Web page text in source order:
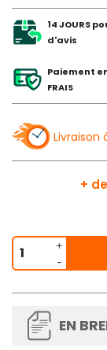
14 JOURS
d'avis
Paiement
FRAIS
Livraison
+
EN